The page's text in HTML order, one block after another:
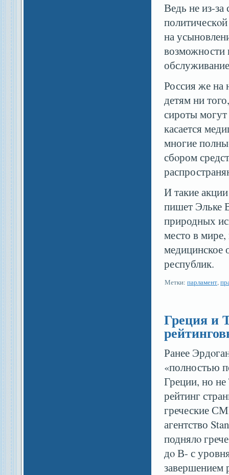
Ведь не из-
на
возможности
Россия же на
детям ни
сироты
касается
многие
сбοром
И такие
пишет Эльке
природных
место в мире,
медицинское
республик.
Метки: парламент,
Греция и
Ранее
«полностью
Греции, но
рейтинг
греческие
агентство
поднялο
дο В- с
завершением